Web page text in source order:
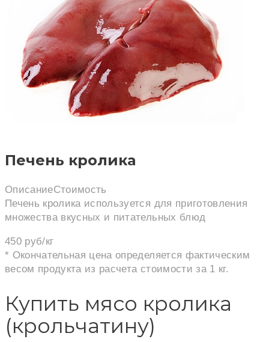
Печень кролика
ОписаниеСтоимость
Печень кролика используется для приготовления
множества вкусных и питательных блюд
450 руб/кг
* Окончательная цена определяется фактическим
весом продукта из расчета стоимости за 1 кг.
Купить мясо кролика
(крольчатину)